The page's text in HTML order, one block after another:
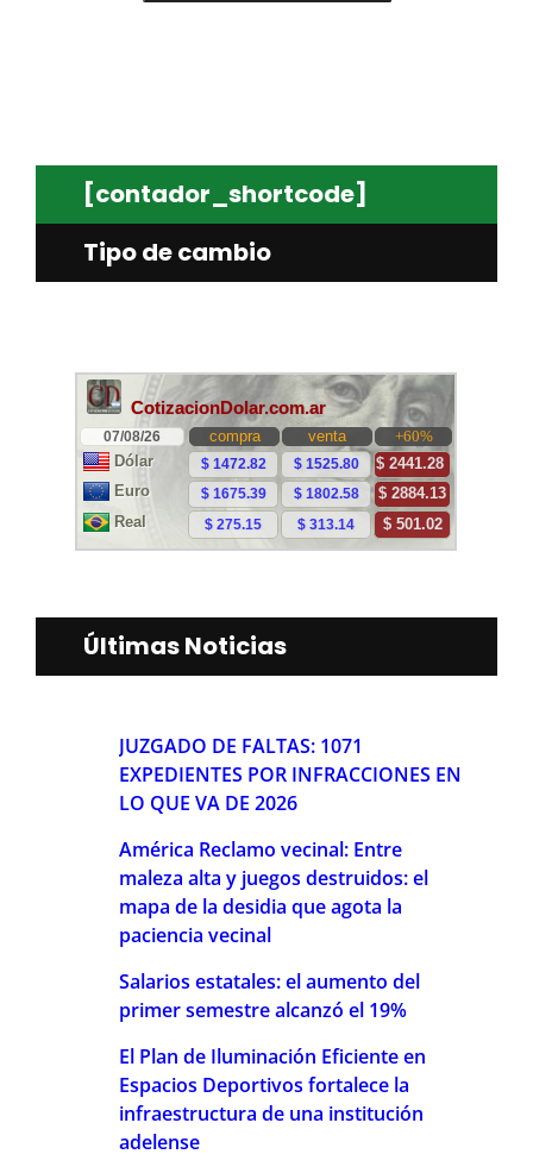
[contador_shortcode]
Tipo de cambio
Últimas Noticias
JUZGADO DE FALTAS: 1071
EXPEDIENTES POR INFRACCIONES EN
LO QUE VA DE 2026
América Reclamo vecinal: Entre
maleza alta y juegos destruidos: el
mapa de la desidia que agota la
paciencia vecinal
Salarios estatales: el aumento del
primer semestre alcanzó el 19%
El Plan de Iluminación Eficiente en
Espacios Deportivos fortalece la
infraestructura de una institución
adelense